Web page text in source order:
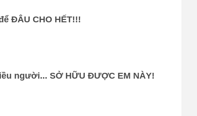
ĐÂU CHO HẾT!!!
người... SỞ HỮU ĐƯỢC EM NÀY!